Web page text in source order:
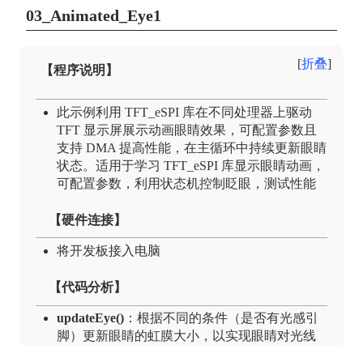
03_Animated_Eye1
折叠
【程序说明】
此示例利用 TFT_eSPI 库在不同处理器上驱动
TFT 显示屏展示动画眼睛效果，可配置参数且
支持 DMA 提高性能，在主循环中持续更新眼睛
状态。适用于学习 TFT_eSPI 库显示眼睛动画，
可配置参数，利用状态机控制眨眼，测试性能
【硬件连接】
将开发板接入电脑
【代码分析】
updateEye()：根据不同的条件（是否有光感引
脚）更新眼睛的虹膜大小，以实现眼睛对光线